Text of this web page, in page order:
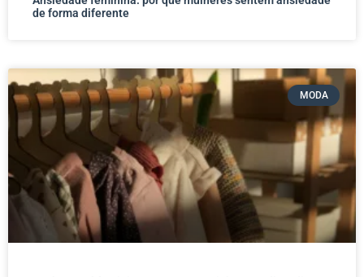
de forma diferente
MODA